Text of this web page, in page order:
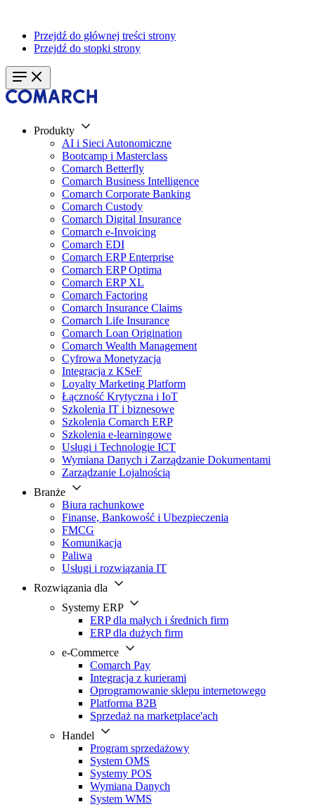
Przejdź do głównej treści strony
Przejdź do stopki strony
Produkty
AI i Sieci Autonomiczne
Bootcamp i Masterclass
Comarch Betterfly
Comarch Business Intelligence
Comarch Corporate Banking
Comarch Custody
Comarch Digital Insurance
Comarch e-Invoicing
Comarch EDI
Comarch ERP Enterprise
Comarch ERP Optima
Comarch ERP XL
Comarch Factoring
Comarch Insurance Claims
Comarch Life Insurance
Comarch Loan Origination
Comarch Wealth Management
Cyfrowa Monetyzacja
Integracja z KSeF
Loyalty Marketing Platform
Łączność Krytyczna i IoT
Szkolenia IT i biznesowe
Szkolenia Comarch ERP
Szkolenia e-learningowe
Usługi i Technologie ICT
Wymiana Danych i Zarządzanie Dokumentami
Zarządzanie Lojalnością
Branże
Biura rachunkowe
Finanse, Bankowość i Ubezpieczenia
FMCG
Komunikacja
Paliwa
Usługi i rozwiązania IT
Rozwiązania dla
Systemy ERP
ERP dla małych i średnich firm
ERP dla dużych firm
e-Commerce
Comarch Pay
Integracja z kurierami
Oprogramowanie sklepu internetowego
Platforma B2B
Sprzedaż na marketplace'ach
Handel
Program sprzedażowy
System OMS
Systemy POS
Wymiana Danych
System WMS